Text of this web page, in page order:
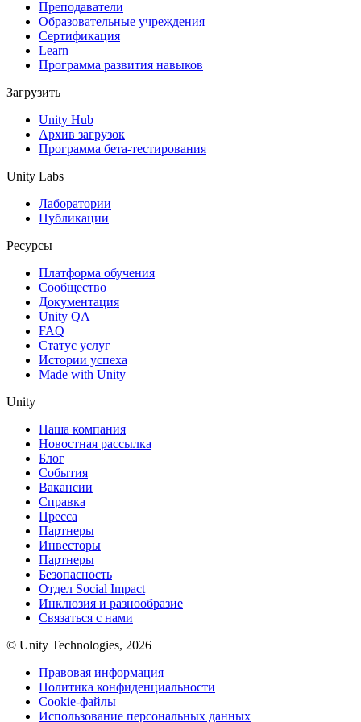
XR-игры
Запускайте XR-игры на разных платформах
Многопользовательские игры
Упрощенное создание многопользовательских игр
Преподаватели
Образовательные учреждения
Сертификация
Learn
Программа развития навыков
Загрузить
Unity Hub
Архив загрузок
Программа бета-тестирования
Unity Labs
Лаборатории
Публикации
Ресурсы
Платформа обучения
Сообщество
Документация
Unity QA
FAQ
Статус услуг
Истории успеха
Made with Unity
Unity
Наша компания
Новостная рассылка
Блог
События
Вакансии
Справка
Пресса
Партнеры
Инвесторы
Партнеры
Безопасность
Отдел Social Impact
Инклюзия и разнообразие
Связаться с нами
© Unity Technologies, 2026
Правовая информация
Политика конфиденциальности
Cookie-файлы
Использование персональных данных